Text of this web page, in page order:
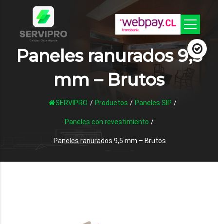
Paneles ranurados 9,5
mm – Brutos
SERVIPRO / Productos / Paneles SIP /
Paneles con revestimiento /
Paneles ranurados 9,5 mm – Brutos